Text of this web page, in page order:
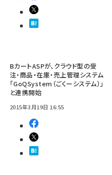
BカートASPが、クラウド型の受
注・商品・在庫・売上管理システム
「GoQSystem（ごくーシステム）」
と連携開始
2015年3月19日 16:55